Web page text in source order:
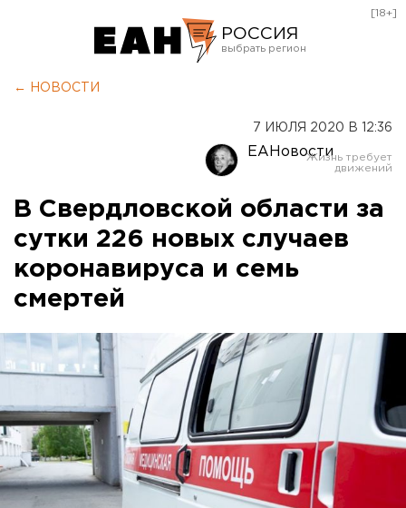
РОССИЯ
Оренбург
[18+]
← НОВОСТИ
7 ИЮЛЯ 2020 В 12:36
ЕАНовости
В Свердловской области за
сутки 226 новых случаев
коронавируса и семь
смертей